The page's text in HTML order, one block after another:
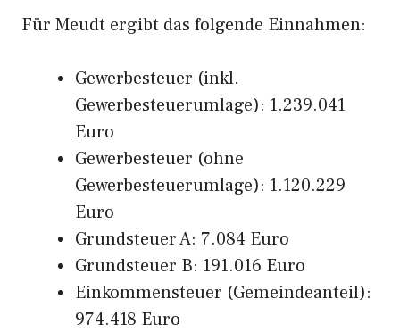
Für Meudt ergibt das folgende Einnahmen:
Gewerbesteuer (inkl.
Gewerbesteuerumlage): 1.239.041
Euro
Gewerbesteuer (ohne
Gewerbesteuerumlage): 1.120.229
Euro
Grundsteuer A: 7.084 Euro
Grundsteuer B: 191.016 Euro
Einkommensteuer (Gemeindeanteil):
974.418 Euro